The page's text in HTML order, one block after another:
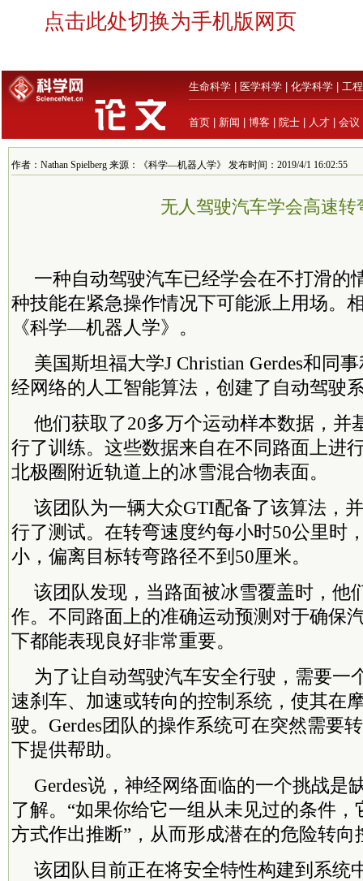
点击此处切换为手机版网页
生命科学 医学科学 化学科学 工
首页 新闻 博客 院士 人才 会议
作者：Nathan Spielberg 来源：《科学—机器人学》 发布时间：2019/4/1 16:02:55
无人驾驶汽车学会高速转
一种自动驾驶汽车已经学会在不打滑的
种技能在紧急操作情况下可能派上用场。
《科学—机器人学》。
美国斯坦福大学J Christian Gerdes和同
经网络的人工智能算法，创建了自动驾驶
他们获取了20多万个运动样本数据，并
行了训练。这些数据来自在不同路面上进
北极圈附近轨道上的冰雪混合物表面。
该团队为一辆大众GTI配备了该算法，
行了测试。在转弯速度约每小时50公里时
小，偏离目标转弯路径不到50厘米。
该团队发现，当路面被冰雪覆盖时，他
作。不同路面上的准确运动预测对于确保
下都能表现良好非常重要。
为了让自动驾驶汽车安全行驶，需要一
速刹车、加速或转向的控制系统，使其在
驶。Gerdes团队的操作系统可在突然需要
下提供帮助。
Gerdes说，神经网络面临的一个挑战是
了解。“如果你给它一组从未见过的条件
方式作出推断”，从而形成潜在的危险转向
该团队目前正在将安全特性构建到系统